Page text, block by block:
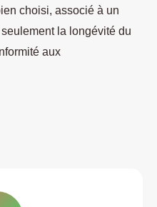
choisi, associé à un
la longévité du
aux